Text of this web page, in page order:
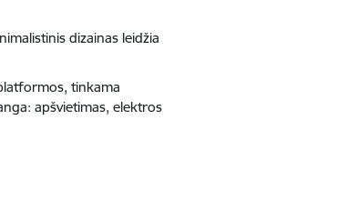
dizainas leidžia
tinkama
apšvietimas, elektros